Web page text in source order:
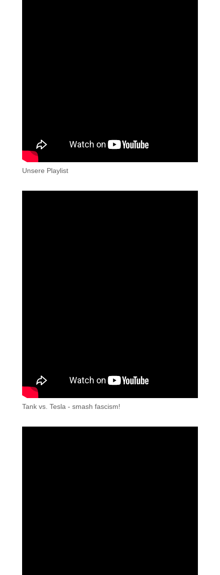
Unsere Playlist
Tank vs. Tesla - smash fascism!